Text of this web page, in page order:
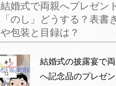
結婚式で両親へプレゼント
「のし」どうする？表書
や包装と目録は？
結婚式の披露宴で
へ記念品のプレゼン